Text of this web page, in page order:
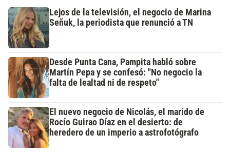
Lejos de la televisión, el negocio de Marina
Señuk, la periodista que renunció a TN
Desde Punta Cana, Pampita habló sobre
Martín Pepa y se confesó: "No negocio la
falta de lealtad ni de respeto"
El nuevo negocio de Nicolás, el marido de
Rocío Guirao Díaz en el desierto: de
heredero de un imperio a astrofotógrafo